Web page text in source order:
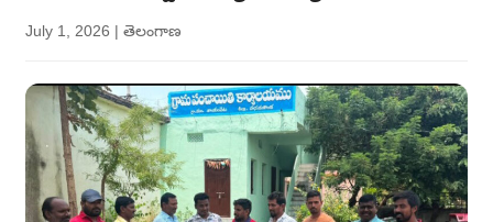
July 1, 2026 | తెలంగాణ